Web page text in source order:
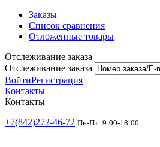
Заказы
Список сравнения
Отложенные товары
Отслеживание заказа
Отслеживание заказа
ВойтиРегистрация
Контакты
Контакты
+7(842)272-46-72 Пн-Пт: 9:00-18:00